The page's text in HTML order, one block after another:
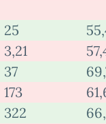
25
3,21
37
173
322